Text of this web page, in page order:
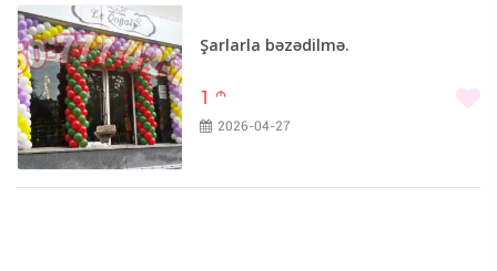
Şarlarla bəzədilmə.
1 m
2026-04-27